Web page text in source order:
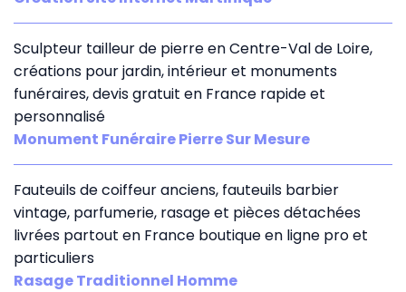
Sculpteur tailleur de pierre en Centre-Val de Loire,
créations pour jardin, intérieur et monuments
funéraires, devis gratuit en France rapide et
personnalisé
Monument Funéraire Pierre Sur Mesure
Fauteuils de coiffeur anciens, fauteuils barbier
vintage, parfumerie, rasage et pièces détachées
livrées partout en France boutique en ligne pro et
particuliers
Rasage Traditionnel Homme